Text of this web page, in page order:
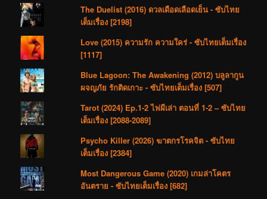
The Duelist (2016) ดวลเดือดเลือดเย็น - ซับไทย
เต็มเรื่อง [2198]
Love (2015) ความรัก ความใคร่ - ซับไทยเต็มเรื่อง
[1117]
Blue Lagoon: The Awakening (2012) บลูลากูน
ผจญภัย รักติดเกาะ - ซับไทยเต็มเรื่อง [507]
Tarot (2024) Ep.1-2 ไพ่ผีเล่า ตอนที่ 1-2 – ซับไทย
เต็มเรื่อง [2088-2089]
Psycho Killer (2026) ฆาตกรโรคจิต - ซับไทย
เต็มเรื่อง [2384]
Most Dangerous Game (2020) เกมล่าโคตร
อันตราย - ซับไทยเต็มเรื่อง [682]